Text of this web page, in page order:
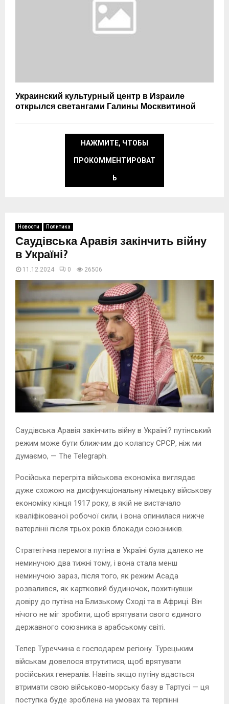
Украинский культурный центр в Израиле
открылся светангами Галины Москвитиной
НАЖМИТЕ, ЧТОБЫ
ПРОКОММЕНТИРОВАТ
Ь
Новости Политика
Саудівська Аравія закінчить війну
в Україні?
11.12.2024 0 26506
Саудівська Аравія закінчить війну в Україні? путінський
режим може бути ближчим до колапсу СРСР, ніж ми
думаємо, — The Telegraph.
Російська перегріта військова економіка виглядає
дуже схожою на дисфункціональну німецьку військову
економіку кінця 1917 року, в якій не вистачало
кваліфікованої робочої сили, і вона опинилася нижче
ватерлінії після трьох років блокади союзників.
Стратегічна перемога путіна в Україні була далеко не
неминучою два тижні тому, і вона стала менш
неминучою зараз, після того, як режим Асада
розвалився, як картковий будиночок, похитнувши
довіру до путіна на Близькому Сході та в Африці. Він
нічого не міг зробити, щоб врятувати свого єдиного
державного союзника в арабському світі.
Тепер Туреччина є господарем регіону. Турецьким
військам довелося втрутитися, щоб врятувати
російських генералів. Навіть якщо путіну вдасться
втримати свою військово-морську базу в Тартусі — ця
поступка буде зроблена на умовах та терпінні